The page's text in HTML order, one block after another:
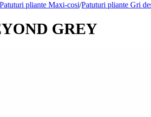
Patuturi pliante Maxi-cosi/Patuturi pliante Gri
GREY